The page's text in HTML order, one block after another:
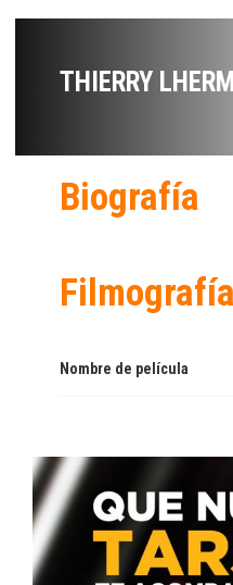
THIERRY
Biografía
Filmografía
Nombre de película